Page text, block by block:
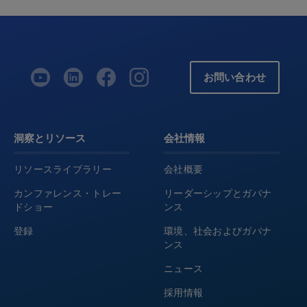
お問い合わせ
洞察とリソース
リソースライブラリー
カンファレンス・トレー
ドショー
登録
会社情報
会社概要
リーダーシップとガバナ
ンス
環境、社会およびガバナ
ンス
ニュース
採用情報